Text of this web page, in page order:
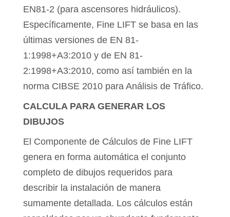
EN81-2 (para ascensores hidráulicos).
Específicamente, Fine LIFT se basa en las
últimas versiones de EN 81-
1:1998+A3:2010 y de EN 81-
2:1998+A3:2010, como así también en la
norma CIBSE 2010 para Análisis de Tráfico.
CALCULA PARA GENERAR LOS
DIBUJOS
El Componente de Cálculos de Fine LIFT
genera en forma automática el conjunto
completo de dibujos requeridos para
describir la instalación de manera
sumamente detallada. Los cálculos están